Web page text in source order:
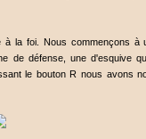
la foi. Nous commençons à
de défense, une d'esquive
le bouton R nous avons